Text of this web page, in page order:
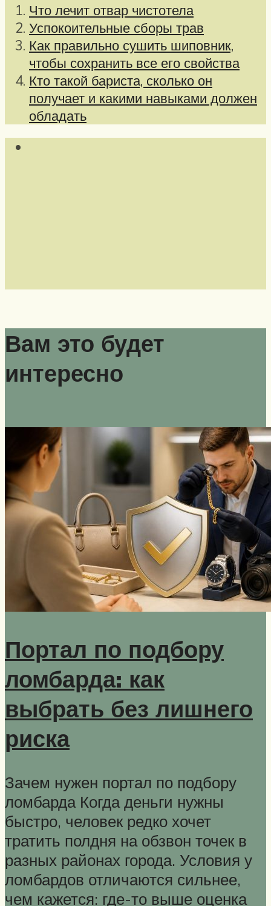
Что лечит отвар чистотела
Успокоительные сборы трав
Как правильно сушить шиповник,
чтобы сохранить все его свойства
Кто такой бариста, сколько он
получает и какими навыками должен
обладать
Вам это будет
интересно
Портал по подбору
ломбарда: как
выбрать без лишнего
риска
Зачем нужен портал по подбору
ломбарда Когда деньги нужны
быстро, человек редко хочет
тратить полдня на обзвон точек в
разных районах города. Условия у
ломбардов отличаются сильнее,
чем кажется: где-то выше оценка